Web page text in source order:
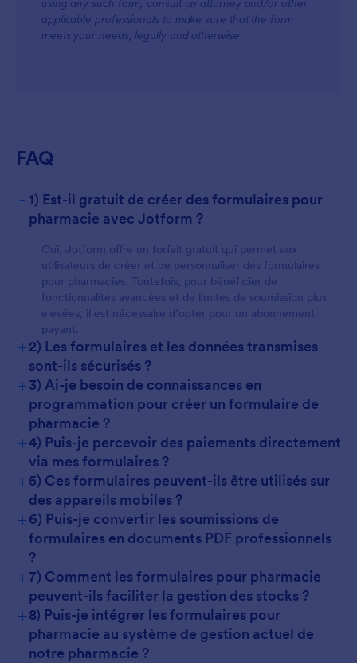
using any such form, consult an attorney and/or other
applicable professionals to make sure that the form
meets your needs, legally and otherwise.
FAQ
- 1) Est-il gratuit de créer des formulaires pour
pharmacie avec Jotform ?
Oui, Jotform offre un forfait gratuit qui permet aux
utilisateurs de créer et de personnaliser des formulaires
pour pharmacies. Toutefois, pour bénéficier de
fonctionnalités avancées et de limites de soumission plus
élevées, il est nécessaire d’opter pour un abonnement
payant.
+2) Les formulaires et les données transmises
sont-ils sécurisés ?
+3) Ai-je besoin de connaissances en
programmation pour créer un formulaire de
pharmacie ?
+4) Puis-je percevoir des paiements directement
via mes formulaires ?
+5) Ces formulaires peuvent-ils être utilisés sur
des appareils mobiles ?
+6) Puis-je convertir les soumissions de
formulaires en documents PDF professionnels
?
+7) Comment les formulaires pour pharmacie
peuvent-ils faciliter la gestion des stocks ?
+8) Puis-je intégrer les formulaires pour
pharmacie au système de gestion actuel de
notre pharmacie ?